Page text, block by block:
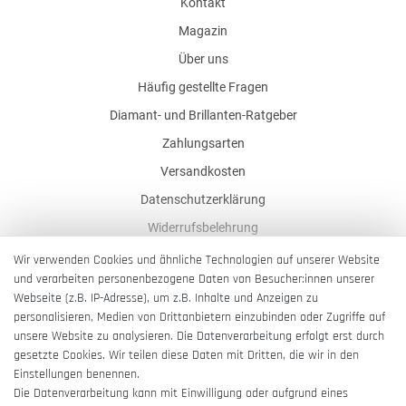
Kontakt
Magazin
Über uns
Häufig gestellte Fragen
Diamant- und Brillanten-Ratgeber
Zahlungsarten
Versandkosten
Datenschutzerklärung
Widerrufsbelehrung
AGB
Impressum
Barrierefreiheitserklärung
Wir verwenden Cookies und ähnliche Technologien auf unserer Website
und verarbeiten personenbezogene Daten von Besucher:innen unserer
Webseite (z.B. IP-Adresse), um z.B. Inhalte und Anzeigen zu
personalisieren, Medien von Drittanbietern einzubinden oder Zugriffe auf
unsere Website zu analysieren. Die Datenverarbeitung erfolgt erst durch
gesetzte Cookies. Wir teilen diese Daten mit Dritten, die wir in den
Einstellungen benennen.
Die Datenverarbeitung kann mit Einwilligung oder aufgrund eines